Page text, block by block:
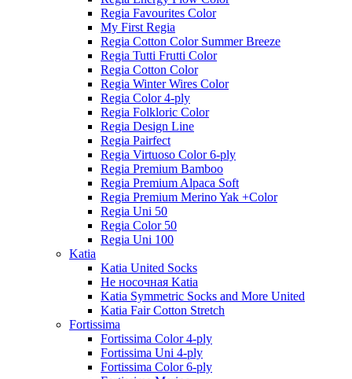
Regia Favourites Color
My First Regia
Regia Cotton Color Summer Breeze
Regia Tutti Frutti Color
Regia Cotton Color
Regia Winter Wires Color
Regia Color 4-ply
Regia Folkloric Color
Regia Design Line
Regia Pairfect
Regia Virtuoso Color 6-ply
Regia Premium Bamboo
Regia Premium Alpaca Soft
Regia Premium Merino Yak +Color
Regia Uni 50
Regia Color 50
Regia Uni 100
Katia
Katia United Socks
Не носочная Katia
Katia Symmetric Socks and More United
Katia Fair Cotton Stretch
Fortissima
Fortissima Color 4-ply
Fortissima Uni 4-ply
Fortissima Color 6-ply